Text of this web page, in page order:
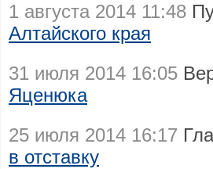
1 августа 2014 11:48
Алтайского края
31 июля 2014 16:05
Яценюка
25 июля 2014 16:17
в отставку